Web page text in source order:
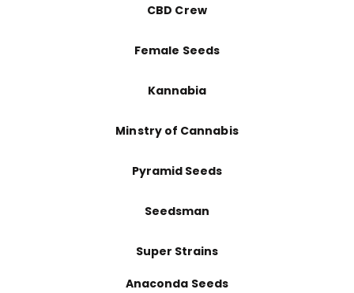
CBD Crew
Female Seeds
Kannabia
Minstry of Cannabis
Pyramid Seeds
Seedsman
Super Strains
Anaconda Seeds